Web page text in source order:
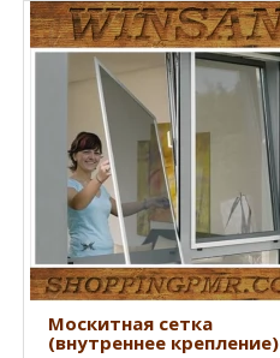
Москитная сетка
(внутреннее крепление)